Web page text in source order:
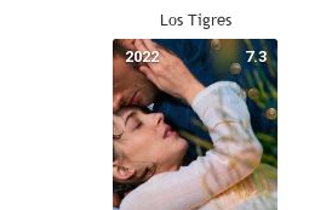
Los Tigres
7.3
2022